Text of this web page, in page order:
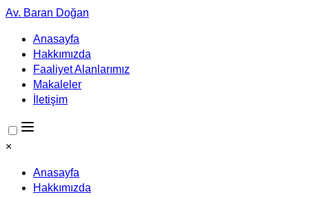
Av. Baran Doğan
Anasayfa
Hakkımızda
Faaliyet Alanlarımız
Makaleler
İletişim
×
Anasayfa
Hakkımızda